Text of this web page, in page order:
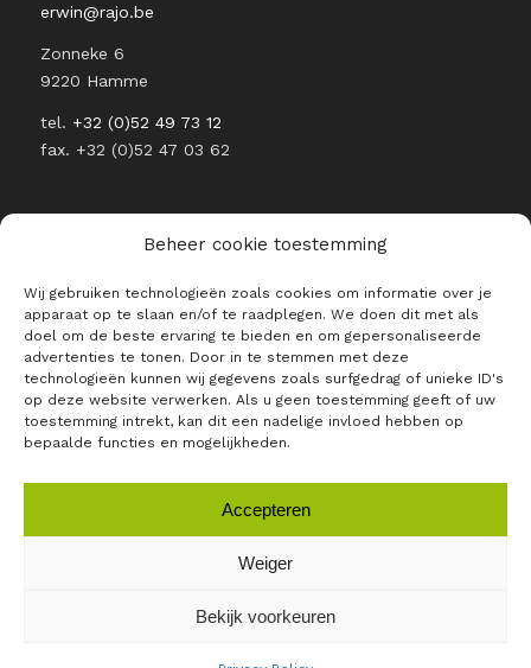
Beheer cookie toestemming
Wij gebruiken technologieën zoals cookies om informatie over je
apparaat op te slaan en/of te raadplegen. We doen dit met als
doel om de beste ervaring te bieden en om gepersonaliseerde
advertenties te tonen. Door in te stemmen met deze
technologieën kunnen wij gegevens zoals surfgedrag of unieke ID's
op deze website verwerken. Als u geen toestemming geeft of uw
toestemming intrekt, kan dit een nadelige invloed hebben op
bepaalde functies en mogelijkheden.
Accepteren
Weiger
Bekijk voorkeuren
erwin@rajo.be
Zonneke 6
9220 Hamme
tel. +32 (0)52 49 73 12
fax. +32 (0)52 47 03 62
BLIJF OP DE HOOGTE VAN ALLE
RAJO NIEUWTJES
E-mailadres *